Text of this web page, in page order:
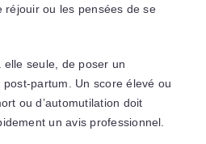
réjouir ou les pensées de se
elle seule, de poser un
partum. Un score élevé ou
ou d’automutilation doit
un avis professionnel.